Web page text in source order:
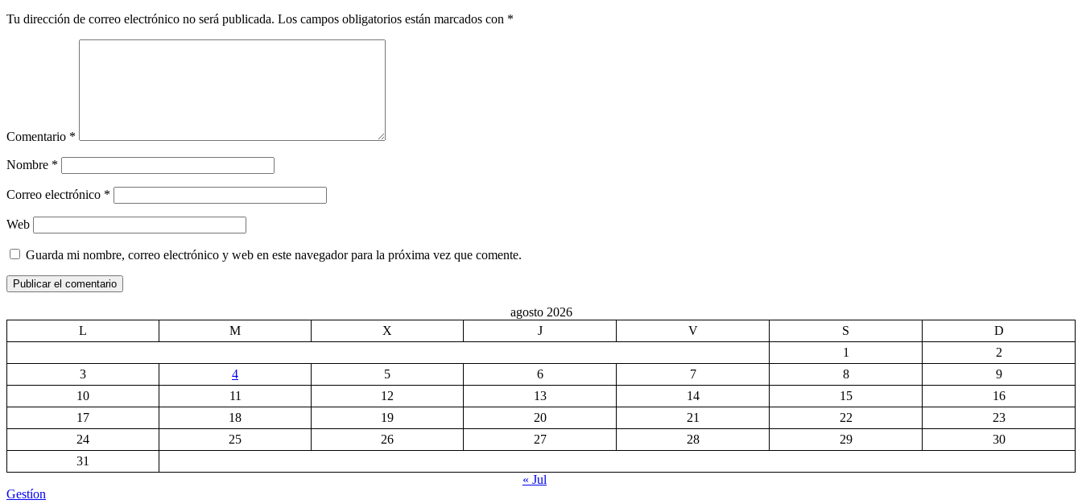
Tu dirección de correo electrónico no será publicada. Los campos obligatorios están marcados con *
Comentario *
Nombre *
Correo electrónico *
Web
Guarda mi nombre, correo electrónico y web en este navegador para la próxima vez que comente.
agosto 2026
L
M X J V S
D
1
2
3
4 5 6 7 8
9
10
11 12 13 14 15
16
17
18 19 20 21 22
23
24
25 26 27 28 29
30
31
« Jul
Gestíon